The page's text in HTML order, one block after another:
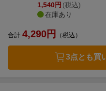
1,540円 (税込)
在庫あり
合計 4,290円 （税込）
3点とも買